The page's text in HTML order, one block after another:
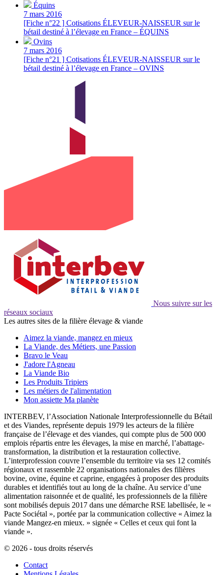
Équins
7 mars 2016
[Fiche n°22 ] Cotisations ÉLEVEUR-NAISSEUR sur le
bétail destiné à l’élevage en France – ÉQUINS
Ovins
7 mars 2016
[Fiche n°21 ] Cotisations ÉLEVEUR-NAISSEUR sur le
bétail destiné à l’élevage en France – OVINS
Nous suivre sur les
réseaux sociaux
Les autres sites de la filière élevage & viande
Aimez la viande, mangez en mieux
La Viande, des Métiers, une Passion
Bravo le Veau
J'adore l'Agneau
La Viande Bio
Les Produits Tripiers
Les métiers de l'alimentation
Mon assiette Ma planète
INTERBEV, l’Association Nationale Interprofessionnelle du Bétail
et des Viandes, représente depuis 1979 les acteurs de la filière
française de l’élevage et des viandes, qui compte plus de 500 000
emplois répartis entre les élevages, la mise en marché, l’abattage-
transformation, la distribution et la restauration collective.
L’interprofession couvre l’ensemble du territoire via ses 12 comités
régionaux et rassemble 22 organisations nationales des filières
bovine, ovine, équine et caprine, engagées à proposer des produits
durables et identifiés tout au long de la chaîne. Au service d’une
alimentation raisonnée et de qualité, les professionnels de la filière
sont mobilisés depuis 2017 dans une démarche RSE labellisée, le «
Pacte Sociétal », portée par la communication collective « Aimez la
viande Mangez-en mieux. » signée « Celles et ceux qui font la
viande ».
© 2026 - tous droits réservés
Contact